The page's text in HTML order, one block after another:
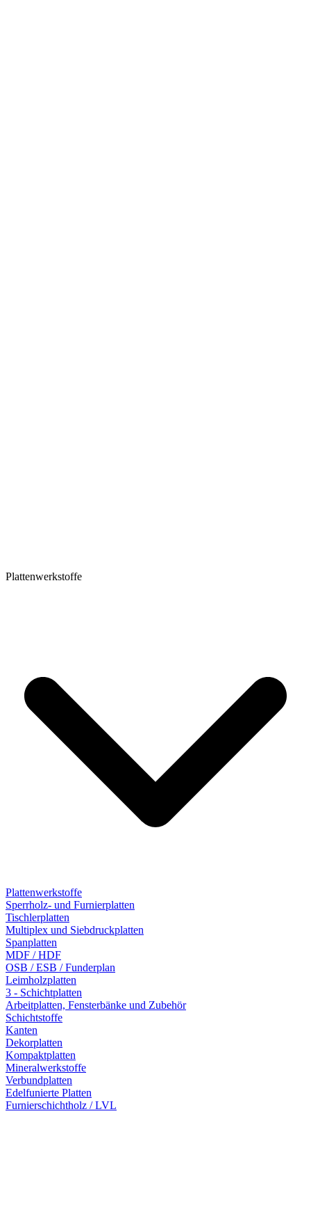
Plattenwerkstoffe
Plattenwerkstoffe
Sperrholz- und Furnierplatten
Tischlerplatten
Multiplex und Siebdruckplatten
Spanplatten
MDF / HDF
OSB / ESB / Funderplan
Leimholzplatten
3 - Schichtplatten
Arbeitplatten, Fensterbänke und Zubehör
Schichtstoffe
Kanten
Dekorplatten
Kompaktplatten
Mineralwerkstoffe
Verbundplatten
Edelfunierte Platten
Furnierschichtholz / LVL